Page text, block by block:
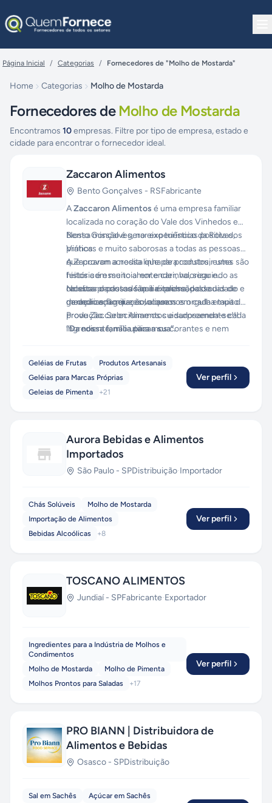
Página Inicial / Categorias / Fornecedores de "Molho de Mostarda"
Home Categorias Molho de Mostarda
Fornecedores de Molho de Mostarda
Encontramos 10empresas. Filtre por tipo de empresa, estado e
cidade para encontrar o fornecedor ideal.
Zaccaron Alimentos
Bento Gonçalves - RSFabricante
AZaccaron Alimentos é uma empresa familiar
localizada no coração do Vale dos Vinhedos em
Bento Gonçalves, no eixo turístico da Rota dos
Vinhos.
Nossa missão é gerar experiências positivas,
práticas e muito saborosas a todas as pessoas
que provam a nossa linha de produtos, estes são
feitos com muito amor e carinho, seguindo as
receitas da nossa família italiana, passadas de
geração em geração, o que nos orgulha muito.
A Zaccaron acredita que para construir uma
história é essencial entender, valorizar e
celebrar o passado que é recheado de
memorias familiares valiosas.
Nossos produtos são a expressão do cuidado e
da dedicação que colocamos em cada etapa de
produção. Selecionamos cuidadosamente cada
ingrediente, não utilizamos corantes e nem
Prove Zaccaron Alimentos e surpreenda-se!!!
“Da nossa família para a sua”.
Geléias de Frutas
Produtos Artesanais
Geléias para Marcas Próprias
Geleias de Pimenta
+21
Ver perfil
Aurora Bebidas e Alimentos
Importados
São Paulo - SPDistribuição·Importador
Chás Solúveis
Molho de Mostarda
Importação de Alimentos
Bebidas Alcoólicas
+8
Ver perfil
TOSCANO ALIMENTOS
Jundiaí- SPFabricante·Exportador
Ingredientes para a Indústria de Molhos e
Condimentos
Molho de Mostarda
Molho de Pimenta
Molhos Prontos para Saladas
+17
Ver perfil
PRO BIANN | Distribuidora de
Alimentos e Bebidas
Osasco - SPDistribuição
Sal em Sachês
Açúcar em Sachês